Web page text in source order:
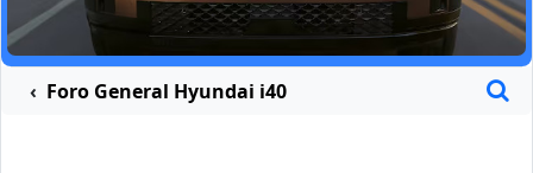
Foro General Hyundai i40